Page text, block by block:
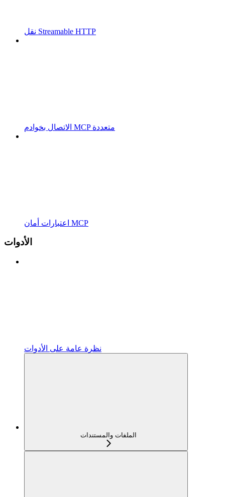
نقل Streamable HTTP
الاتصال بخوادم MCP متعددة
اعتبارات أمان MCP
الأدوات
نظرة عامة على الأدوات
الملفات والمستندات